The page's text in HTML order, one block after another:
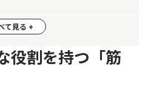
て
は現在の体の状態を確認しよう
ッズ「マッサージボール」
役割を持つ「筋